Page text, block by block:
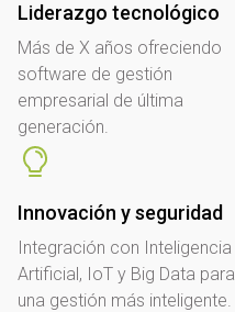
Liderazgo tecnológico
Más de X años ofreciendo
software de gestión
empresarial de última
generación.
Innovación y seguridad
Integración con Inteligencia
Artificial, IoT y Big Data para
una gestión más inteligente.